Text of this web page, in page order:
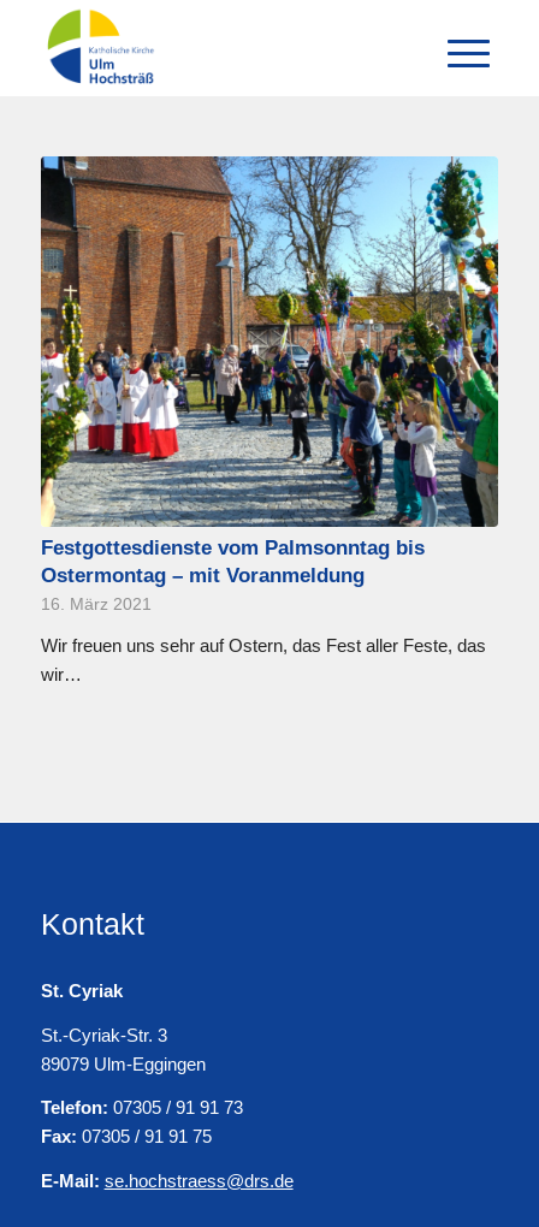
Festgottesdienste vom Palmsonntag bis
Ostermontag – mit Voranmeldung
16. März 2021
Wir freuen uns sehr auf Ostern, das Fest aller Feste, das
wir…
Kontakt
St. Cyriak
St.-Cyriak-Str. 3
89079 Ulm-Eggingen
Telefon: 07305 / 91 91 73
Fax: 07305 / 91 91 75
E-Mail: se.hochstraess@drs.de